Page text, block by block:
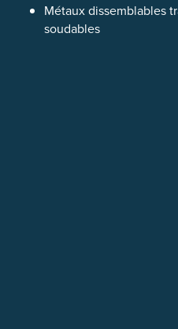
Métaux dissemblables
soudables